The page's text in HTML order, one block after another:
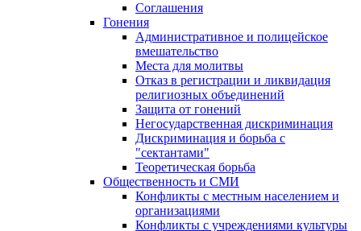
Соглашения
Гонения
Административное и полицейское
вмешательство
Места для молитвы
Отказ в регистрации и ликвидация
религиозных объединений
Защита от гонений
Негосударственная дискриминация
Дискриминация и борьба с
"сектантами"
Теоретическая борьба
Общественность и СМИ
Конфликты с местным населением и
организациями
Конфликты с учреждениями культуры